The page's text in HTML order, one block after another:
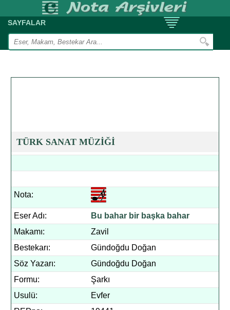
SAYFALAR
TÜRK SANAT MÜZİĞİ
Nota:
Eser Adı:
Bu bahar bir başka bahar
Makamı:
Zavil
Bestekarı:
Gündoğdu Doğan
Söz Yazarı:
Gündoğdu Doğan
Formu:
Şarkı
Usulü:
Evfer